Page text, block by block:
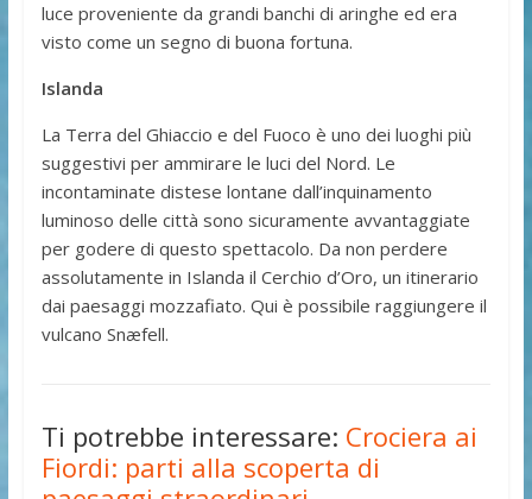
luce proveniente da grandi banchi di aringhe ed era
visto come un segno di buona fortuna.
Islanda
La Terra del Ghiaccio e del Fuoco è uno dei luoghi più
suggestivi per ammirare le luci del Nord. Le
incontaminate distese lontane dall’inquinamento
luminoso delle città sono sicuramente avvantaggiate
per godere di questo spettacolo. Da non perdere
assolutamente in Islanda il Cerchio d’Oro, un itinerario
dai paesaggi mozzafiato. Qui è possibile raggiungere il
vulcano Snæfell.
Ti potrebbe interessare: Crociera ai
Fiordi: parti alla scoperta di